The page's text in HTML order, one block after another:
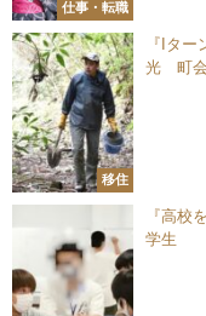
仕事・転職
移住
『Iタ
光 町会
『高校
学生